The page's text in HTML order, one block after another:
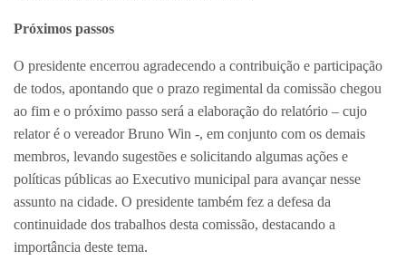
Próximos passos
O presidente encerrou agradecendo a contribuição e participação
de todos, apontando que o prazo regimental da comissão chegou
ao fim e o próximo passo será a elaboração do relatório – cujo
relator é o vereador Bruno Win -, em conjunto com os demais
membros, levando sugestões e solicitando algumas ações e
políticas públicas ao Executivo municipal para avançar nesse
assunto na cidade. O presidente também fez a defesa da
continuidade dos trabalhos desta comissão, destacando a
importância deste tema.